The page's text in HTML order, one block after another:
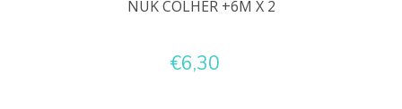
NUK COLHER +6M X 2
€6,30